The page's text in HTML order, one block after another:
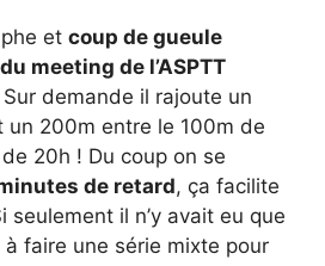
et coup de gueule
meeting de l’ASPTT
demande il rajoute un
un 200m entre le 100m de
20h ! Du coup on se
de retard, ça facilite
seulement il n’y avait eu que
faire une série mixte pour